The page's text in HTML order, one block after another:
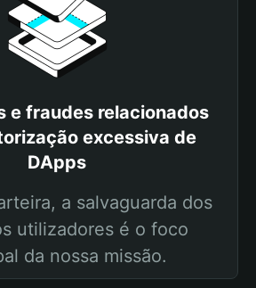
e fraudes relacionados
excessiva de
DApps
a salvaguarda dos
utilizadores é o foco
da nossa missão.